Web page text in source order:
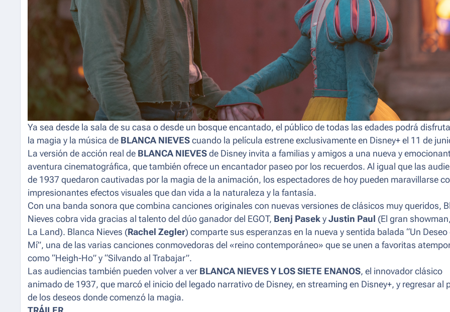
Ya sea desde la sala de su casa o desde un bosque encantado, el público de todas las edades podrá
la magia y la música de BLANCA NIEVES cuando la película estrene exclusivamente en Disney+ el 11 de
La versión de acción real de BLANCA NIEVES de Disney invita a familias y amigos a una nueva y
aventura cinematográfica, que también ofrece un encantador paseo por los recuerdos. Al igual que las
de 1937 quedaron cautivadas por la magia de la animación, los espectadores de hoy pueden maravillarse
impresionantes efectos visuales que dan vida a la naturaleza y la fantasía.
Con una banda sonora que combina canciones originales con nuevas versiones de clásicos muy queridos,
Nieves cobra vida gracias al talento del dúo ganador del EGOT, Benj Pasek y Justin Paul (El gran
La Land). Blanca Nieves (Rachel Zegler) comparte sus esperanzas en la nueva y sentida balada “Un Deseo
Mí”, una de las varias canciones conmovedoras del «reino contemporáneo» que se unen a favoritas
como “Heigh-Ho” y “Silvando al Trabajar”.
Las audiencias también pueden volver a ver BLANCA NIEVES Y LOS SIETE ENANOS, el innovador clásico
animado de 1937, que marcó el inicio del legado narrativo de Disney, en streaming en Disney+, y regresar al
de los deseos donde comenzó la magia.